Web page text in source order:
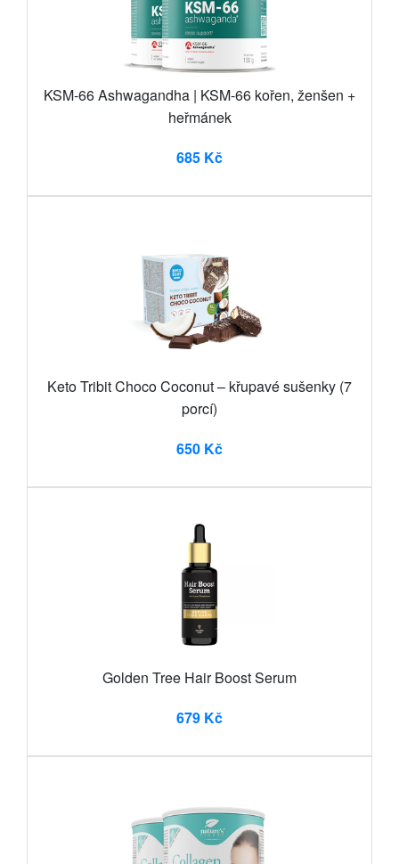
KSM-66 Ashwagandha | KSM-66 kořen, ženšen +
heřmánek
685 Kč
Keto Tribit Choco Coconut – křupavé sušenky (7
porcí)
650 Kč
Golden Tree Hair Boost Serum
679 Kč